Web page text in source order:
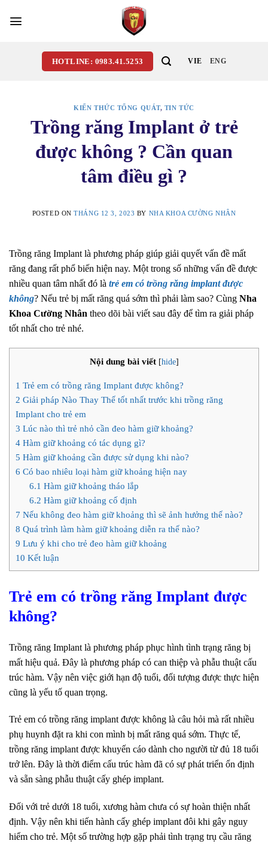
HOTLINE: 0983.41.5253 VIE ENG
KIẾN THỨC TỔNG QUÁT, TIN TỨC
Trồng răng Implant ở trẻ
được không ? Cần quan
tâm điều gì ?
POSTED ONTHÁNG 12 3, 2023 BY NHA KHOA CƯỜNG NHÂN
Trồng răng Implant là phương pháp giúp giải quyết vấn đề mất
răng đang rất phổ biến hiện nay. Một trong số những vấn đề được
nhiều quan tâm nhất đó là trẻ em có trồng răng implant được
không? Nếu trẻ bị mất răng quá sớm thì phải làm sao? Cùng Nha
Khoa Cường Nhân theo dõi bài viết sau đây để tìm ra giải pháp
tốt nhất cho trẻ nhé.
Nội dung bài viết [hide]
1 Trẻ em có trồng răng Implant được không?
2 Giải pháp Nào Thay Thế tốt nhất trước khi trồng răng
Implant cho trẻ em
3 Lúc nào thì trẻ nhỏ cần đeo hàm giữ khoảng?
4 Hàm giữ khoảng có tác dụng gì?
5 Hàm giữ khoảng cần được sử dụng khi nào?
6 Có bao nhiêu loại hàm giữ khoảng hiện nay
6.1 Hàm giữ khoảng tháo lắp
6.2 Hàm giữ khoảng cố định
7 Nếu không đeo hàm giữ khoảng thì sẽ ảnh hưởng thế nào?
8 Quá trình làm hàm giữ khoảng diễn ra thế nào?
9 Lưu ý khi cho trẻ đeo hàm giữ khoảng
10 Kết luận
Trẻ em có trồng răng Implant được
không?
Trồng răng Implant là phương pháp phục hình tình trạng răng bị
mất hiệu quả. Đây là phương pháp có can thiệp và phẫu thuật cấu
trúc hàm. Vậy nên việc giới hạn độ tuổi, đối tượng được thực hiện
cũng là yếu tố quan trọng.
Trẻ em có trồng răng implant được không là câu hỏi mà rất nhiều
phụ huynh đặt ra khi con mình bị mất răng quá sớm. Thực tế,
trồng răng implant được khuyến cáo dành cho người từ đủ 18 tuổi
trở lên. Đây là thời điểm cấu trúc hàm đã có sự phát triển ổn định
và sẵn sàng phẫu thuật cấy ghép implant.
Đối với trẻ dưới 18 tuổi, xương hàm chưa có sự hoàn thiện nhất
định. Vậy nên khi tiến hành cấy ghép implant đôi khi gây nguy
hiểm cho trẻ. Một số trường hợp gặp phải tình trạng trụ cầu răng